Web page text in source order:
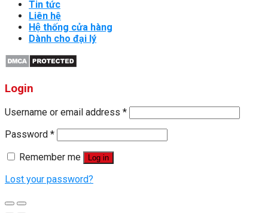
Tin tức
Liên hệ
Hệ thống cửa hàng
Dành cho đại lý
Login
Username or email address *
Password *
Remember me
Log in
Lost your password?